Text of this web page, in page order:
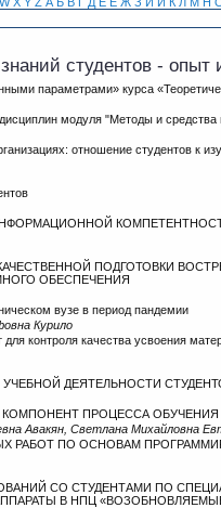
студентов -
параметрами» курса
модуля "Методы и средства
отношение студентов к
ПОДГОТОВКИ
ОБЕСПЕЧЕНИЯ
вузе в период пандемии
Курило
контроля качества усвоения
ДЕЯТЕЛЬНОСТИ
КОМПОНЕНТ ПРОЦЕССА ОБУЧЕНИЯ
Авакян, Светлана Михайловна
РАБОТ ПО ОСНОВАМ
СО СТУДЕНТАМИ ПО
В НПЦ